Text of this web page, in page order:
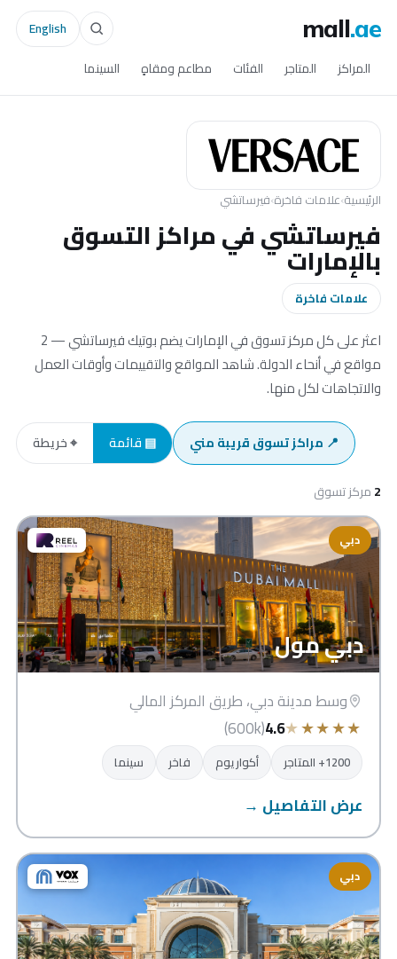
mall.ae
المراكز المتاجر الفئات مطاعم ومقاهٍ السينما
English
الرئيسية›علامات فاخرة›فيرساتشي
فيرساتشي في مراكز التسوق
بالإمارات
علامات فاخرة
اعثر على كل مركز تسوق في الإمارات يضم بوتيك فيرساتشي — 2
مواقع في أنحاء الدولة. شاهد المواقع والتقييمات وأوقات العمل
والاتجاهات لكل منها.
📍 مراكز تسوق قريبة مني ▤ قائمة ⌖ خريطة
2مركز تسوق
دبي
دبي مول
وسط مدينة دبي، طريق المركز المالي
★
★
★
★
★
4.6
(600k)
1200+ المتاجر أكواريوم فاخر سينما
عرض التفاصيل →
دبي